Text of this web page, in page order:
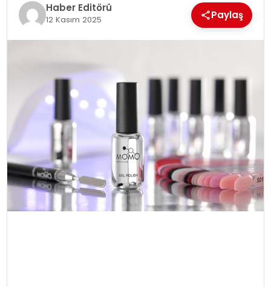
Haber Editörü
12 Kasım 2025 Paylaş